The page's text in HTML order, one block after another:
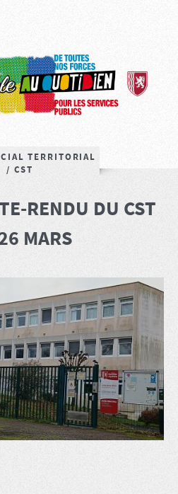
TERRITORIAL
/ CST
RENDU DU CST
MARS